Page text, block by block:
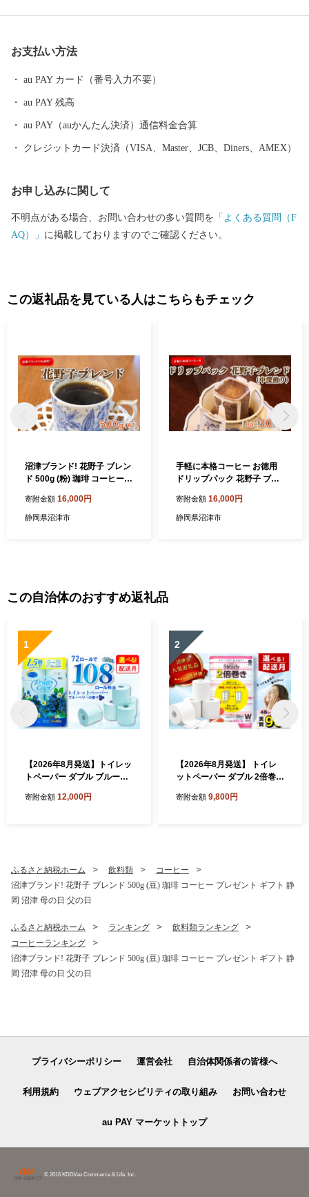
お支払い方法
au PAY カード（番号入力不要）
au PAY 残高
au PAY（auかんたん決済）通信料金合算
クレジットカード決済（VISA、Master、JCB、Diners、AMEX）
お申し込みに関して
不明点がある場合、お問い合わせの多い質問を 「よくある質問（F
AQ）」 に掲載しておりますのでご確認ください。
この返礼品を見ている人はこちらもチェック
沼津ブランド! 花野子 ブレン
ド 500g (粉) 珈琲 コーヒー
母の日 父の日
寄附金額 16,000円
静岡県沼津市
手軽に本格コーヒー お徳用
ドリップパック 花野子 ブレ
ーヒー プレゼント ギフト 静
岡 沼津 母の日 父の日
寄附金額 16,000円
静岡県沼津市
この自治体のおすすめ返礼品
1
【2026年8月発送】トイレッ
トペーパー ダブル ブルーベ
ック 鶴見製紙 静岡 沼津 とい
寄附金額 12,000円
2
【2026年8月発送】 トイレ
ットペーパー ダブル 2倍巻き
ル 96ロール相当 無香料 備蓄
寄附金額 9,800円
ふるさと納税ホーム 飲料類
コーヒー
沼津ブランド! 花野子 ブレンド 500g (豆) 珈琲 コーヒー プレゼント ギフト 静
岡 沼津 母の日 父の日
ふるさと納税ホーム ランキング
飲料類ランキング
コーヒーランキング
沼津ブランド! 花野子 ブレンド 500g (豆) 珈琲 コーヒー プレゼント ギフト 静
岡 沼津 母の日 父の日
プライバシーポリシー 運営会社 自治体関係者の皆様へ
利用規約 ウェブアクセシビリティの取り組み お問い合わせ
au PAY マーケットトップ
© 2016 KDDI/au Commerce & Life, Inc.